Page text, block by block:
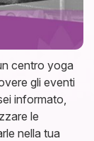
centro yoga
gli eventi
informato,
le
nella tua